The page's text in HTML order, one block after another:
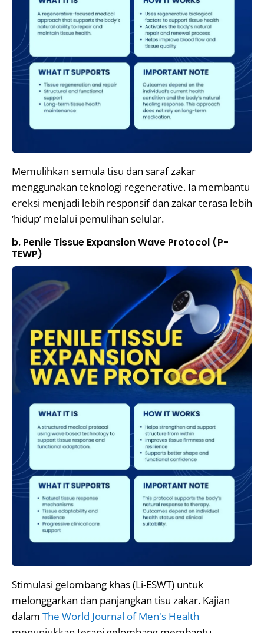
Memulihkan semula tisu dan saraf zakar
menggunakan teknologi regenerative. Ia membantu
ereksi menjadi lebih responsif dan zakar terasa lebih
‘hidup’ melalui pemulihan selular.
b. Penile Tissue Expansion Wave Protocol (P-
TEWP)
Stimulasi gelombang khas (Li-ESWT) untuk
melonggarkan dan panjangkan tisu zakar. Kajian
dalam The World Journal of Men's Health